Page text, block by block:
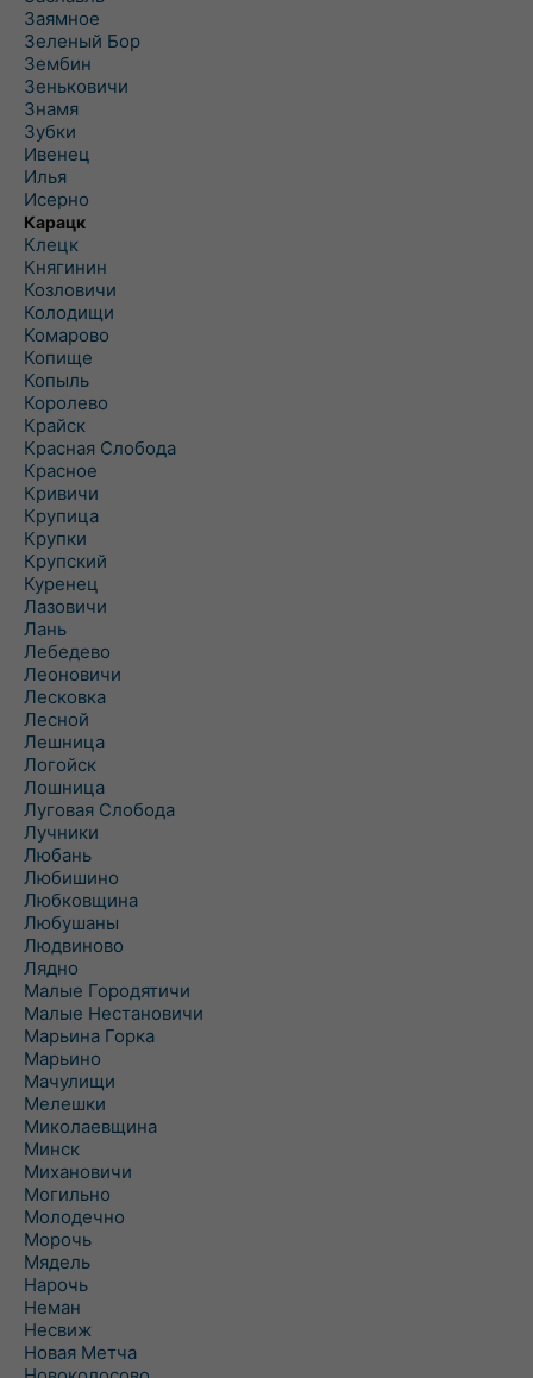
Заямное
Зеленый Бор
Зембин
Зеньковичи
Знамя
Зубки
Ивенец
Илья
Исерно
Карацк
Клецк
Княгинин
Козловичи
Колодищи
Комарово
Копище
Копыль
Королево
Крайск
Красная Слобода
Красное
Кривичи
Крупица
Крупки
Крупский
Куренец
Лазовичи
Лань
Лебедево
Леоновичи
Лесковка
Лесной
Лешница
Логойск
Лошница
Луговая Слобода
Лучники
Любань
Любишино
Любковщина
Любушаны
Людвиново
Лядно
Малые Городятичи
Малые Нестановичи
Марьина Горка
Марьино
Мачулищи
Мелешки
Миколаевщина
Минск
Михановичи
Могильно
Молодечно
Морочь
Мядель
Нарочь
Неман
Несвиж
Новая Метча